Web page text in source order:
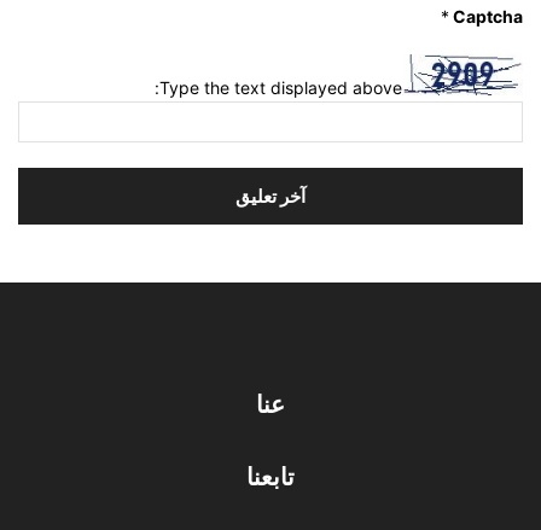
Captcha
*
Type the text displayed above:
عنا
تابعنا